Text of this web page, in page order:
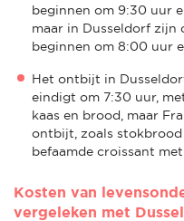
beginnen om 9:30 uur
maar in Dusseldorf zijn
beginnen om 8:00 uur
Het ontbijt in
eindigt om 7:30 uur,
kaas en brood, maar
ontbijt, zoals
befaamde croissant
Kosten van
vergeleken met